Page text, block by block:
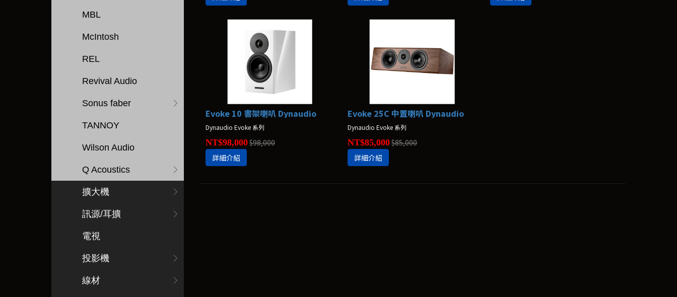
MBL
McIntosh
REL
Revival Audio
Sonus faber
TANNOY
Wilson Audio
Q Acoustics
擴大機
訊源/耳擴
電視
投影機
線材
Evoke 10 書架喇叭 Dynaudio
Dynaudio Evoke 系列
NT$98,000$98,000
詳細介紹
Evoke 25C 中置喇叭 Dynaudio
Dynaudio Evoke 系列
NT$85,000$85,000
詳細介紹